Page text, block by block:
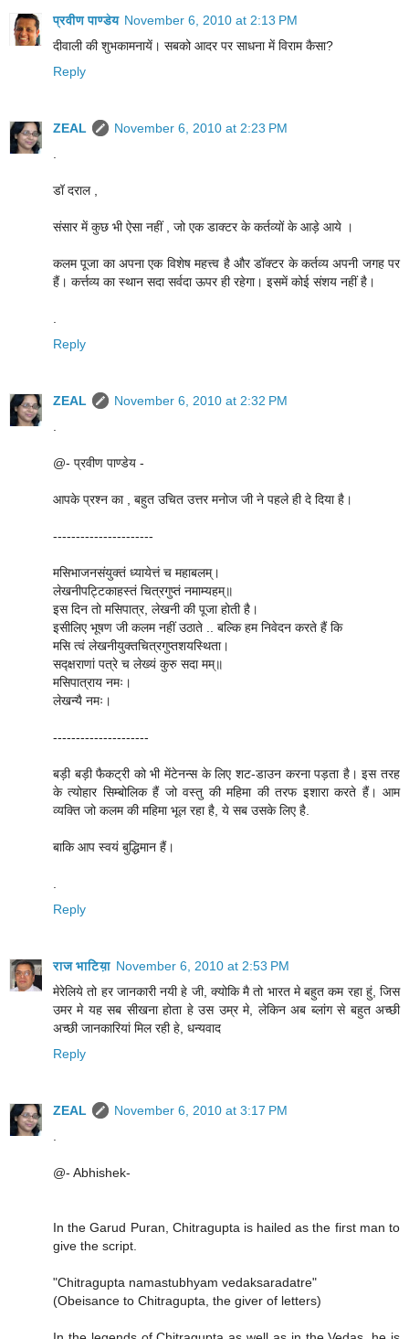
प्रवीण पाण्डेय November 6, 2010 at 2:13 PM
दीवाली की शुभकामनायें। सबको आदर पर साधना में विराम कैसा?
Reply
ZEAL
November 6, 2010 at 2:23 PM
डॉ दराल ,
संसार में कुछ भी ऐसा नहीं , जो एक डाक्टर के कर्तव्यों के आड़े आये ।
कलम पूजा का अपना एक विशेष महत्त्व है और डॉक्टर के कर्तव्य अपनी जगह पर
हैं। कर्त्तव्य का स्थान सदा सर्वदा ऊपर ही रहेगा। इसमें कोई संशय नहीं है।
Reply
ZEAL
November 6, 2010 at 2:32 PM
@- प्रवीण पाण्डेय -
आपके प्रश्न का , बहुत उचित उत्तर मनोज जी ने पहले ही दे दिया है।
----------------------
मसिभाजनसंयुक्तं ध्यायेत्तं च महाबलम्‌।
लेखनीपट्टिकाहस्तं चित्रगुप्तं नमाम्यहम्‌॥
इस दिन तो मसिपात्र, लेखनी की पूजा होती है।
इसीलिए भूषण जी कलम नहीं उठाते .. बल्कि हम निवेदन करते हैं कि
मसि त्वं लेखनीयुक्तचित्रगुप्तशयस्थिता।
सद्क्षराणां पत्रे च लेख्यं कुरु सदा मम्‌॥
मसिपात्राय नमः।
लेखन्यै नमः।
---------------------
बड़ी बड़ी फैकट्री को भी मेंटेनन्स के लिए शट-डाउन करना पड़ता है। इस तरह
के त्योहार सिम्बोलिक हैं जो वस्तु की महिमा की तरफ इशारा करते हैं। आम
व्यक्ति जो कलम की महिमा भूल रहा है, ये सब उसके लिए है.
बाकि आप स्वयं बुद्धिमान हैं।
Reply
राज भाटिय़ा November 6, 2010 at 2:53 PM
मेरेलिये तो हर जानकारी नयी हे जी, क्योकि मै तो भारत मे बहुत कम रहा हुं, जिस
उमर मे यह सब सीखना होता हे उस उम्र मे, लेकिन अब ब्लांग से बहुत अच्छी
अच्छी जानकारियां मिल रही हे, धन्यवाद
Reply
ZEAL
November 6, 2010 at 3:17 PM
@- Abhishek-
In the Garud Puran, Chitragupta is hailed as the first man to
give the script.
"Chitragupta namastubhyam vedaksaradatre"
(Obeisance to Chitragupta, the giver of letters)